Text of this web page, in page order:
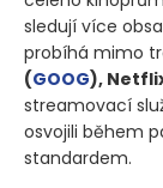
sledují více
probíhá mimo
(GOOG),
streamovací
osvojili během
standardem.